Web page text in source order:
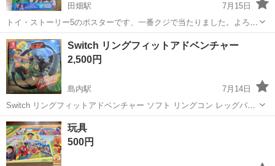
田畑駅
7月15日
トイ・ストーリー5のポスターです、一番クジで当たりました。よろし
かったらお譲りします。値引きも少しできます。
長野 伊那市 パズル ストーリー
Switch リングフィットアドベンチャー
2,500円
島内駅
7月14日
Switch リングフィットアドベンチャー ソフト リングコン レッグバン
ド すべてあります。
長野 安曇野市
玩具
500円